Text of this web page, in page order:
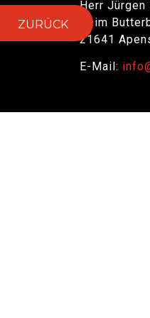
ZURÜCK
Herr Jürgen
Beim
21641
E-Mail: